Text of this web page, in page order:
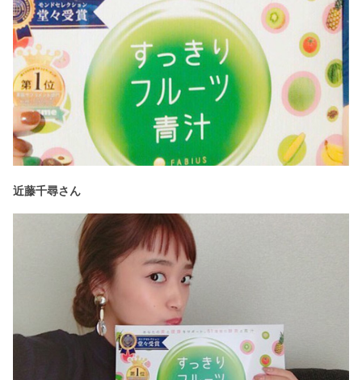
近藤千尋さん